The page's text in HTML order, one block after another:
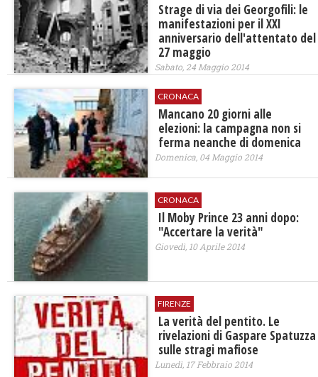
Strage di via dei Georgofili: le
manifestazioni per il XXI
anniversario dell'attentato del
27 maggio
Sabato, 24 Maggio 2014
CRONACA
Mancano 20 giorni alle
elezioni: la campagna non si
ferma neanche di domenica
Domenica, 04 Maggio 2014
CRONACA
Il Moby Prince 23 anni dopo:
"Accertare la verità"
Giovedì, 10 Aprile 2014
FIRENZE
La verità del pentito. Le
rivelazioni di Gaspare Spatuzza
sulle stragi mafiose
Lunedì, 17 Febbraio 2014